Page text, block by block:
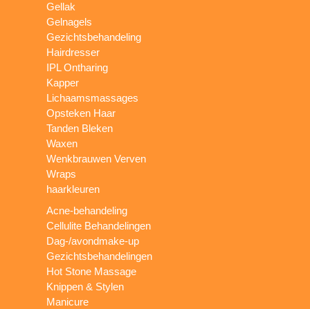
Gellak
Gelnagels
Gezichtsbehandeling
Hairdresser
IPL Ontharing
Kapper
Lichaamsmassages
Opsteken Haar
Tanden Bleken
Waxen
Wenkbrauwen Verven
Wraps
haarkleuren
Acne-behandeling
Cellulite Behandelingen
Dag-/avondmake-up
Gezichtsbehandelingen
Hot Stone Massage
Knippen & Stylen
Manicure